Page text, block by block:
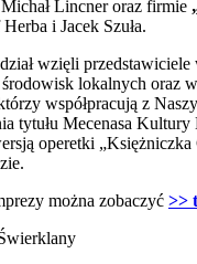
Lincner oraz firmie
i Jacek Szuła.
wzięli przedstawiciele
lokalnych oraz
współpracują z
tytułu Mecenasa Kultury
operetki „Księżniczka
można zobaczyć >>